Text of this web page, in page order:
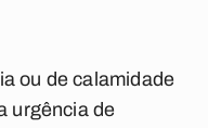
ou de calamidade
urgência de